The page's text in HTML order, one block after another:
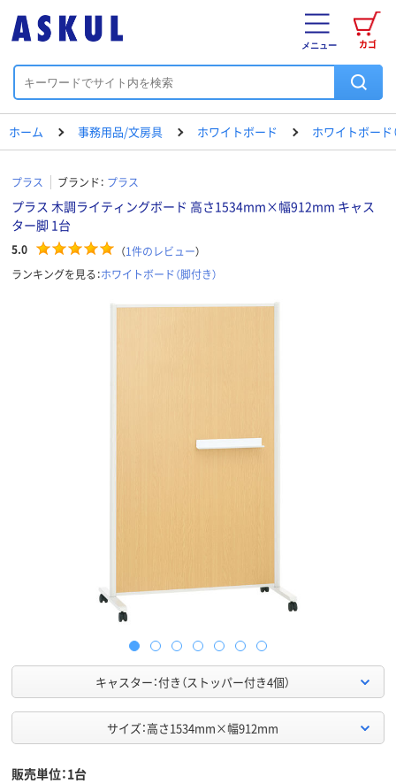
カゴ
メニュー
ホーム 事務用品/文房具 ホワイトボード ホワイトボード
プラス ブランド： プラス
プラス 木調ライティングボード 高さ1534mm×幅912mm キャス
ター脚 1台
5.0 （1件のレビュー）
ランキングを見る：ホワイトボード（脚付き）
キャスター：付き（ストッパー付き4個）
サイズ：高さ1534mm×幅912mm
販売単位：1台